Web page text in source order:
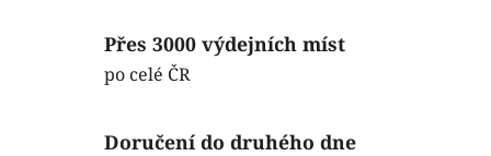
Přes 3000 výdejních míst
po celé ČR
Doručení do druhého dne